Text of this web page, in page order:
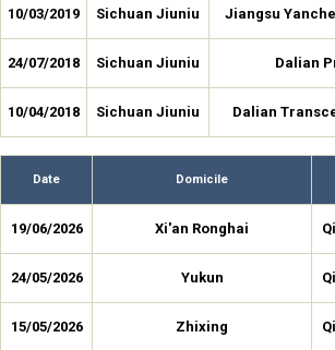
10/03/2019 Sichuan Jiuniu Jiangsu
24/07/2018 Sichuan Jiuniu Dalian
10/04/2018 Sichuan Jiuniu Dalian
Date Domicile
19/06/2026 Xi'an Ronghai
24/05/2026 Yukun
15/05/2026 Zhixing